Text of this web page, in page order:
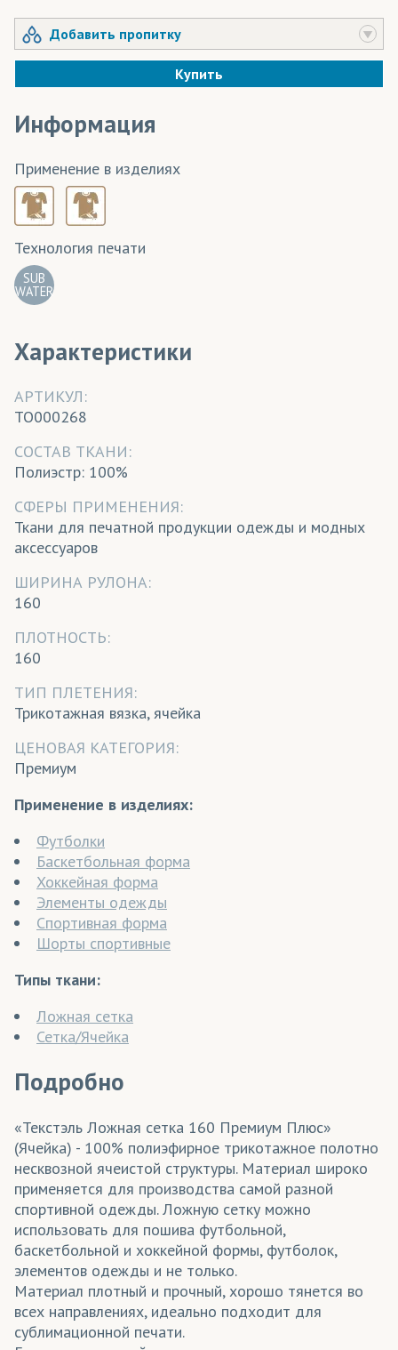
Добавить пропитку
Купить
Информация
Применение в изделиях
Технология печати
SUB
WATER
Характеристики
АРТИКУЛ:
TO000268
CОСТАВ ТКАНИ:
Полиэстр: 100%
СФЕРЫ ПРИМЕНЕНИЯ:
Ткани для печатной продукции одежды и модных
аксессуаров
ШИРИНА РУЛОНА:
160
ПЛОТНОСТЬ:
160
ТИП ПЛЕТЕНИЯ:
Трикотажная вязка, ячейка
ЦЕНОВАЯ КАТЕГОРИЯ:
Премиум
Применение в изделиях:
Футболки
Баскетбольная форма
Хоккейная форма
Элементы одежды
Спортивная форма
Шорты спортивные
Типы ткани:
Ложная сетка
Сетка/Ячейка
Подробно
«Текстэль Ложная сетка 160 Премиум Плюс»
(Ячейка) - 100% полиэфирное трикотажное полотно
несквозной ячеистой структуры. Материал широко
применяется для производства самой разной
спортивной одежды. Ложную сетку можно
использовать для пошива футбольной,
баскетбольной и хоккейной формы, футболок,
элементов одежды и не только.
Материал плотный и прочный, хорошо тянется во
всех направлениях, идеально подходит для
сублимационной печати.